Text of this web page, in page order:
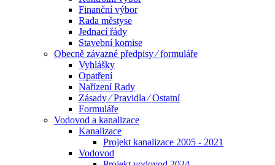
Finanční výbor
Rada městyse
Jednací řády
Stavební komise
Obecně závazné předpisy ⁄ formuláře
Vyhlášky
Opatření
Nařízení Rady
Zásady ⁄ Pravidla ⁄ Ostatní
Formuláře
Vodovod a kanalizace
Kanalizace
Projekt kanalizace 2005 - 2021
Vodovod